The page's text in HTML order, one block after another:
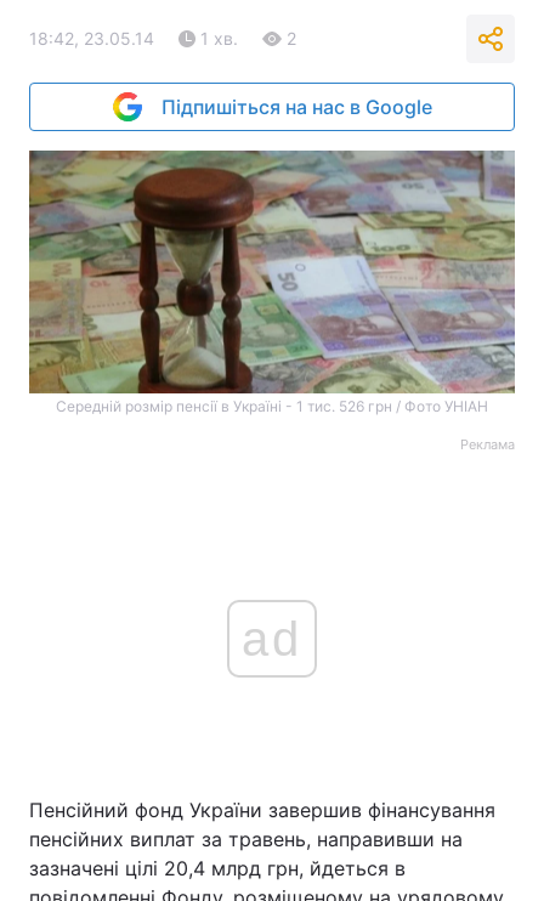
18:42, 23.05.14 1 хв. 2
Підпишіться на нас в Google
Середній розмір пенсії в Україні - 1 тис. 526 грн / Фото УНІАН
Реклама
ad
Пенсійний фонд України завершив фінансування
пенсійних виплат за травень, направивши на
зазначені цілі 20,4 млрд грн, йдеться в